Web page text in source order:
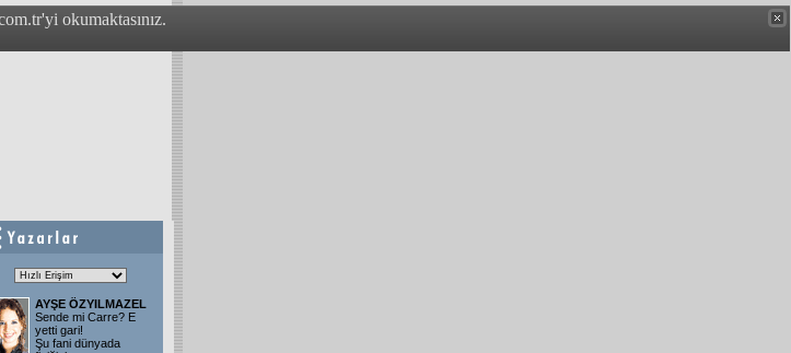
okumaktasınız.
AYŞE ÖZYILMAZEL
Sende mi Carre? E
yetti gari!
Şu fani dünyada